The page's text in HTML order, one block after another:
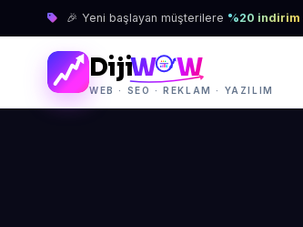
🎉 Yeni başlayan müşterilere %20 indirim
DijiW W
WEB · SEO · REKLAM · YAZILIM